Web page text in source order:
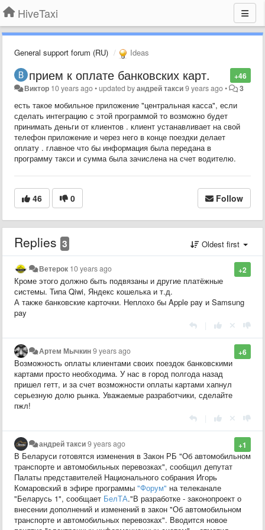
HiveTaxi
General support forum (RU) Ideas
+46
прием к оплате банковских карт.
Виктор 10 years ago•updated byандрей такси9 years ago• 3
есть такое мобильное приложение "центральная касса", если
сделать интеграцию с этой программой то возможно будет
принимать деньги от клиентов . клиент устанавливает на свой
телефон приложение и через него в конце поездки делает
оплату . главное что бы информация была передана в
программу такси и сумма была зачислена на счет водителю.
46 0 Follow
Replies 3 Oldest first
+2
Ветерок 10 years ago
Кроме этого должно быть подвязаны и другие платёжные
системы. Типа Qiwi, Яндекс кошелька и т.д.
А также банковские карточки. Неплохо бы Apple pay и Samsung
pay
+6
Артем Мычкин9 years ago
Возможность оплаты клиентами своих поездок банковскими
картами просто необходима. У нас в город полгода назад
пришел гетт, и за счет возможности оплаты картами хапнул
серьезную долю рынка. Уважаемые разработчики, сделайте
пжл!
+1
андрей такси9 years ago
В Беларуси готовятся изменения в Закон РБ "Об автомобильном
транспорте и автомобильных перевозках", сообщил депутат
Палаты представителей Национального собрания Игорь
Комаровский в эфире программы "Форум" на телеканале
"Беларусь 1", сообщает БелТА."В разработке - законопроект о
внесении дополнений и изменений в закон "Об автомобильном
транспорте и автомобильных перевозках". Вводится новое